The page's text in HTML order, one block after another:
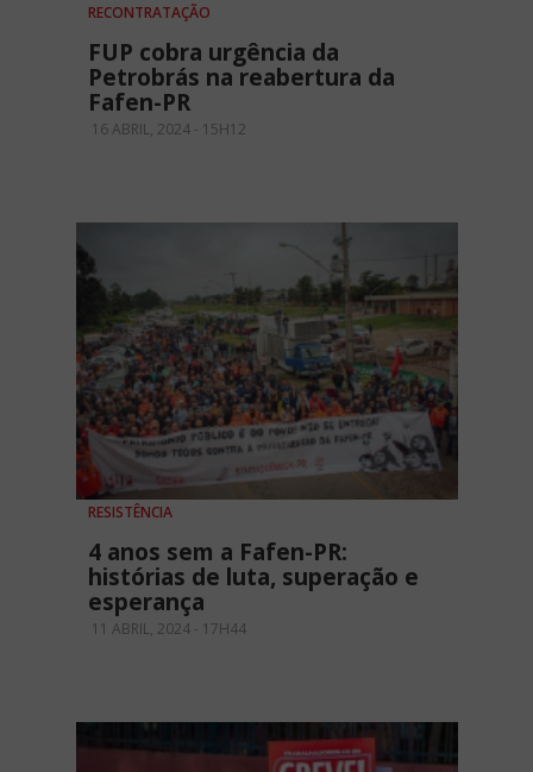
RECONTRATAÇÃO
FUP cobra urgência da
Petrobrás na reabertura da
Fafen-PR
16 ABRIL, 2024 - 15H12
RESISTÊNCIA
4 anos sem a Fafen-PR:
histórias de luta, superação e
esperança
11 ABRIL, 2024 - 17H44